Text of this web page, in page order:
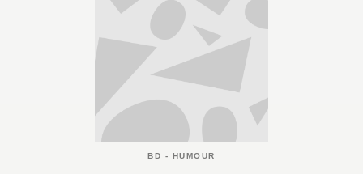
BD - HUMOUR